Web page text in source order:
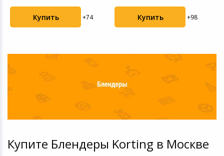
Купить +74 Купить +98
Купите Блендеры Korting в Москве